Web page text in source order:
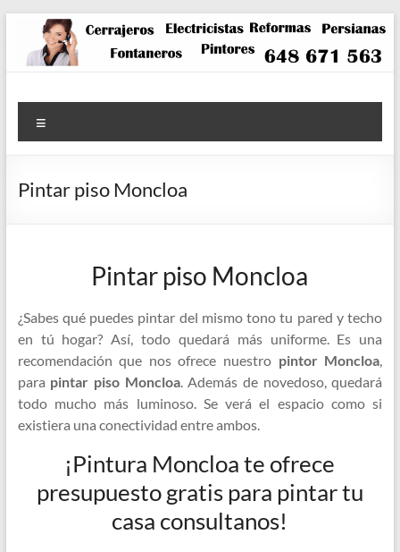
contenido
Pintar piso Moncloa
Pintar piso Moncloa
¿Sabes qué puedes pintar del mismo tono tu pared y techo
en tú hogar? Así, todo quedará más uniforme. Es una
recomendación que nos ofrece nuestro pintor Moncloa,
para pintar piso Moncloa. Además de novedoso, quedará
todo mucho más luminoso. Se verá el espacio como si
existiera una conectividad entre ambos.
¡Pintura Moncloa te ofrece
presupuesto gratis para pintar tu
casa consultanos!